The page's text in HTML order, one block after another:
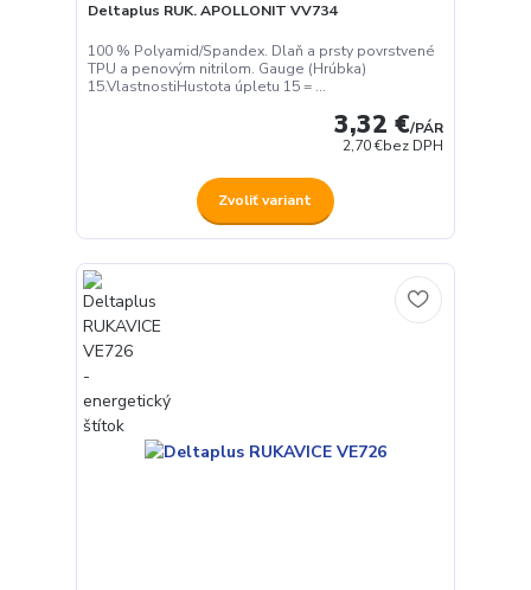
Deltaplus RUK. APOLLONIT VV734
100 % Polyamid/Spandex. Dlaň a prsty povrstvené
TPU a penovým nitrilom. Gauge (Hrúbka)
15.VlastnostiHustota úpletu 15 = ...
3,32 €/PÁR
2,70 €bez DPH
Zvoliť variant